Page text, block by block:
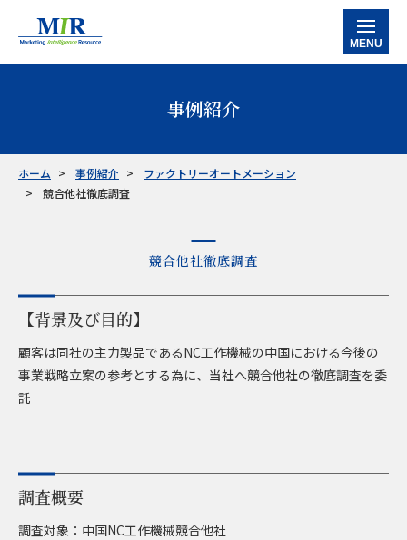
MENU
サービス
お知らせ
お問い合わせ
事例紹介
ホーム 事例紹介
ファクトリーオートメーション
競合他社徹底調査
競合他社徹底調査
【背景及び目的】
顧客は同社の主力製品であるNC工作機械の中国における今後の
事業戦略立案の参考とする為に、当社へ競合他社の徹底調査を委
託
調査概要
調査対象：中国NC工作機械競合他社